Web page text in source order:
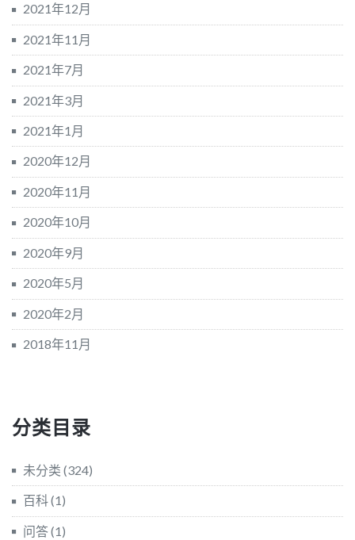
2021年12月
2021年11月
2021年7月
2021年3月
2021年1月
2020年12月
2020年11月
2020年10月
2020年9月
2020年5月
2020年2月
2018年11月
分类目录
未分类 (324)
百科(1)
问答(1)